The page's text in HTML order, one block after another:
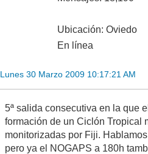
Ubicación: Oviedo
En línea
Lunes 30 Marzo 2009 10:17:21 AM
5ª salida consecutiva en la que
formación de un Ciclón Tropical
monitorizadas por Fiji.
pero ya el NOGAPS a 180h